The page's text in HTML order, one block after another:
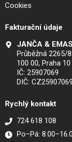
Cookies
Fakturační údaje
JANČA &
Průběžná 2265/
100 00, Praha
IČ: 25907069
DIČ: CZ25907069
Rychlý kontakt
724 618 108
Po–Pá: